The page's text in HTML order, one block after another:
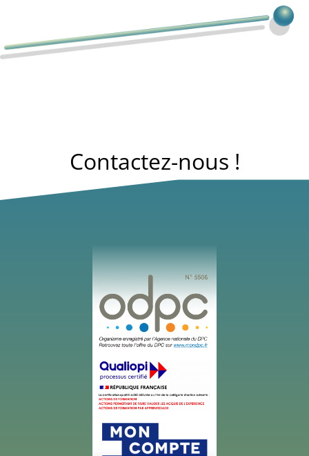
Contactez-nous !